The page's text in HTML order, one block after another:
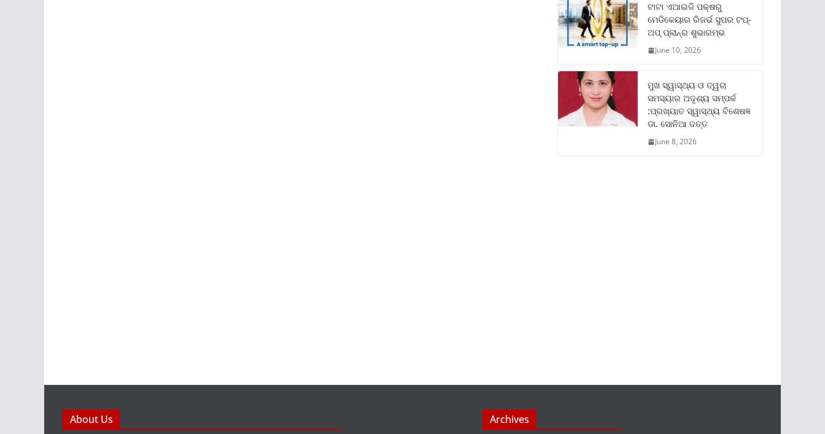
ଟାଟା ଏଆଇଜି ପକ୍ଷରୁ
ମେଡିକେୟାର ରିଜର୍ଭ ସୁପର ଟପ୍‌-
ଅପ୍ ପ୍ଲାନ୍‌ର ଶୁଭାରମ୍ଭ
June 10, 2026
ମୁଖ ସ୍ୱାସ୍ଥ୍ୟ ଓ ତ୍ୱଚା
ସମସ୍ୟାର ଅଦୃଶ୍ୟ ସମ୍ପର୍କ
:ପ୍ରଖ୍ୟାତ ସ୍ୱାସ୍ଥ୍ୟ ବିଶେଷଜ୍ଞ
ଡା. ସୋନିଆ ଦତ୍ତ
June 8, 2026
About Us Archives